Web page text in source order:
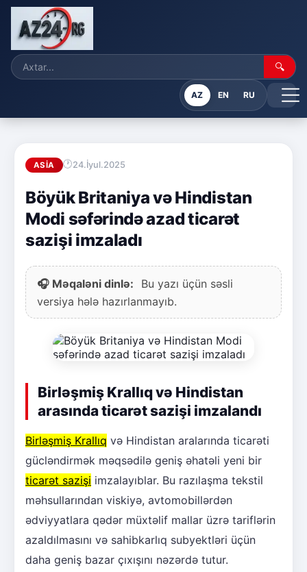
🔍
AZ EN RU
ASIA 24.İyul.2025
Böyük Britaniya və Hindistan
Modi səfərində azad ticarət
sazişi imzaladı
🎧 Məqaləni dinlə:
Bu yazı üçün səsli
versiya hələ hazırlanmayıb.
Birləşmiş Krallıq və Hindistan
arasında ticarət sazişi imzalandı
Birləşmiş Krallıq və Hindistan aralarında ticarəti
gücləndirmək məqsədilə geniş əhatəli yeni bir
ticarət sazişi imzalayıblar. Bu razılaşma tekstil
məhsullarından viskiyə, avtomobillərdən
ədviyyatlara qədər müxtəlif mallar üzrə tariflərin
azaldılmasını və sahibkarlıq subyektləri üçün
daha geniş bazar çıxışını nəzərdə tutur.